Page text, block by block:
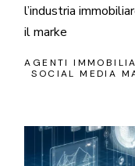
l’industria
il marke
AGENTI
SOCIAL MEDIA